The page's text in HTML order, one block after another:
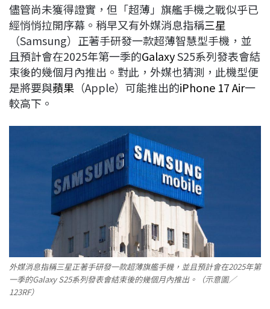
b
o
o
k
a
d
s
e
d
I
n
L
i
n
k
儘管尚未獲得證實，但「超薄」旗艦手機之戰似乎已
經悄悄拉開序幕。稍早又有外媒消息指稱三星
（Samsung）正著手研發一款超薄智慧型手機，並
且預計會在2025年第一季的GalaxyS25系列發表會結
束後的幾個月內推出。對此，外媒也猜測，此機型便
是將要與蘋果 （Apple）可能推出的iPhone 17 Air一
較高下。
外媒消息指稱三星正著手研發一款超薄旗艦手機，並且預計會在2025年第
一季的Galaxy S25系列發表會結束後的幾個月內推出。（示意圖／
123RF）